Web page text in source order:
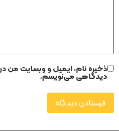
ذخیره نام، ایمیل و وبسایت من در
دیدگاهی می‌نویسم.